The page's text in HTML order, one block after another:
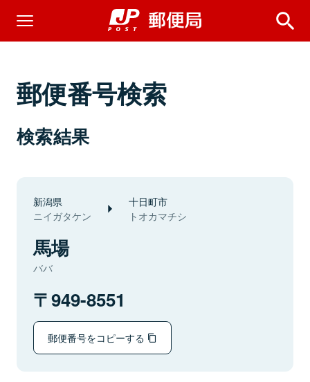
郵便番号検索
検索結果
新潟県
ニイガタケン
十日町市
トオカマチシ
馬場
ババ
949-8551
郵便番号をコピーする